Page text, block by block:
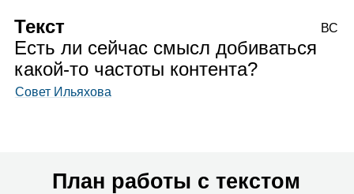
Текст
Есть ли сейчас смысл добиваться
какой‑то частоты контента?
Совет Ильяхова
ВС
План работы с текстом